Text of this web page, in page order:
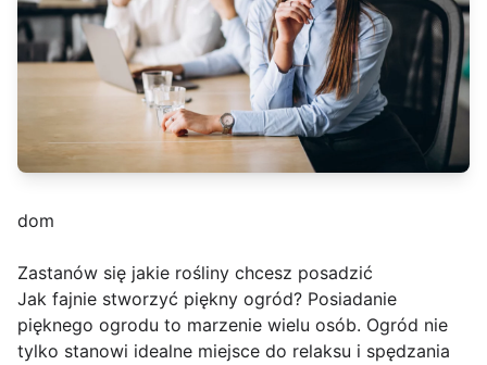
dom
Zastanów się jakie rośliny chcesz posadzić
Jak fajnie stworzyć piękny ogród? Posiadanie
pięknego ogrodu to marzenie wielu osób. Ogród nie
tylko stanowi idealne miejsce do relaksu i spędzania